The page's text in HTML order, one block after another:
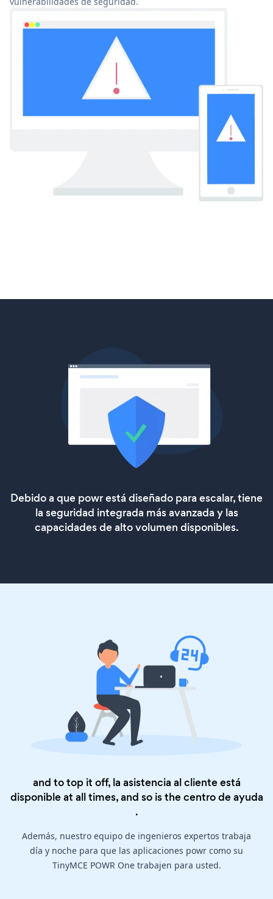
Debido a que powr está diseñado para escalar, tiene
la seguridad integrada más avanzada y las
capacidades de alto volumen disponibles.
and to top it off, la asistencia al cliente está
disponible at all times, and so is thecentro de ayuda
.
Además, nuestro equipo de ingenieros expertos trabaja
día y noche para que las aplicaciones powr como su
TinyMCE POWR One trabajen para usted.